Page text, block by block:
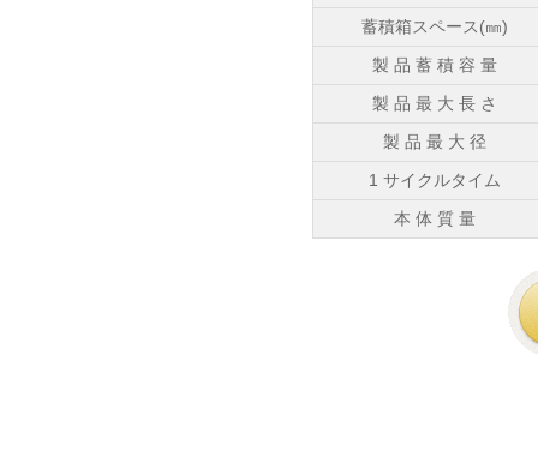
蓄積箱スペース(㎜)
製 品 蓄 積 容 量
製 品 最 大 長 さ
製 品 最 大 径
1 サイクルタイム
本 体 質 量